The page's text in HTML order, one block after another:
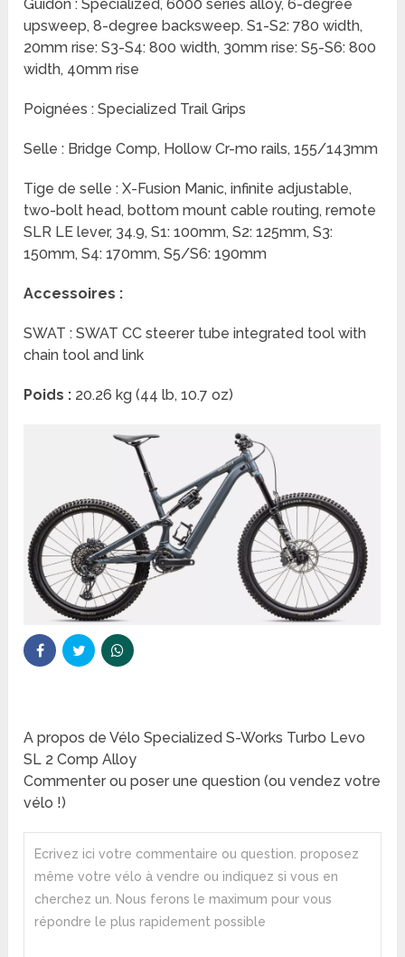
Guidon : Specialized, 6000 series alloy, 6-degree
upsweep, 8-degree backsweep. S1-S2: 780 width,
20mm rise: S3-S4: 800 width, 30mm rise: S5-S6: 800
width, 40mm rise
Poignées : Specialized Trail Grips
Selle : Bridge Comp, Hollow Cr-mo rails, 155/143mm
Tige de selle : X-Fusion Manic, infinite adjustable,
two-bolt head, bottom mount cable routing, remote
SLR LE lever, 34.9, S1: 100mm, S2: 125mm, S3:
150mm, S4: 170mm, S5/S6: 190mm
Accessoires :
SWAT : SWAT CC steerer tube integrated tool with
chain tool and link
Poids : 20.26 kg (44 lb, 10.7 oz)
A propos de Vélo Specialized S-Works Turbo Levo
SL 2 Comp Alloy
Commenter ou poser une question (ou vendez votre
vélo !)